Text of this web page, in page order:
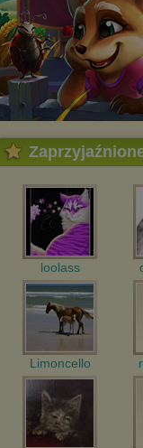
loolass
Limoncello